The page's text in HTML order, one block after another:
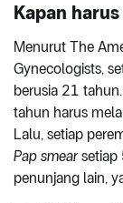
Kapan harus
Menurut The
Gynecologists,
berusia 21
tahun harus
Lalu, setiap
Pap smearsetiap
penunjang lain,